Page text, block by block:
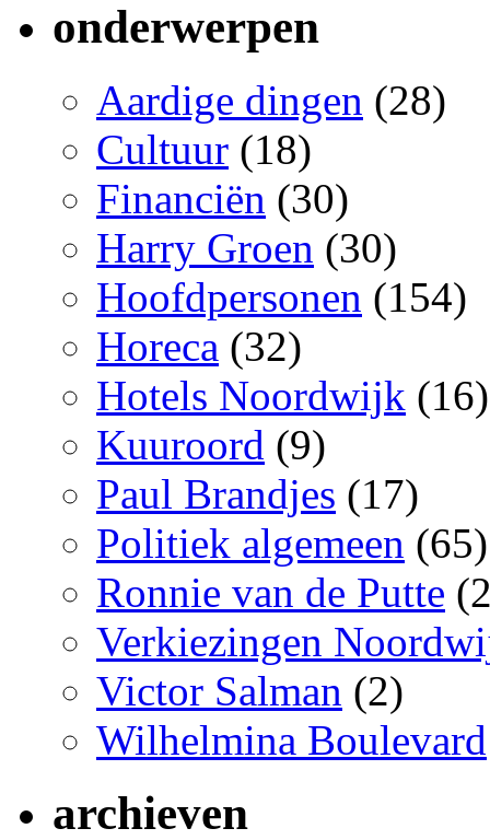
onderwerpen
Aardige dingen (28)
Cultuur (18)
Financiën (30)
Harry Groen (30)
Hoofdpersonen (154)
Horeca (32)
Hotels Noordwijk (16)
Kuuroord (9)
Paul Brandjes (17)
Politiek algemeen (65)
Ronnie van de Putte
Verkiezingen
Victor Salman (2)
Wilhelmina Boulevard
archieven